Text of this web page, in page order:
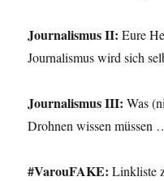
Journalismus II: Eure
Journalismus wird sich
Journalismus III: Was
Drohnen wissen
#VarouFAKE: Linkliste